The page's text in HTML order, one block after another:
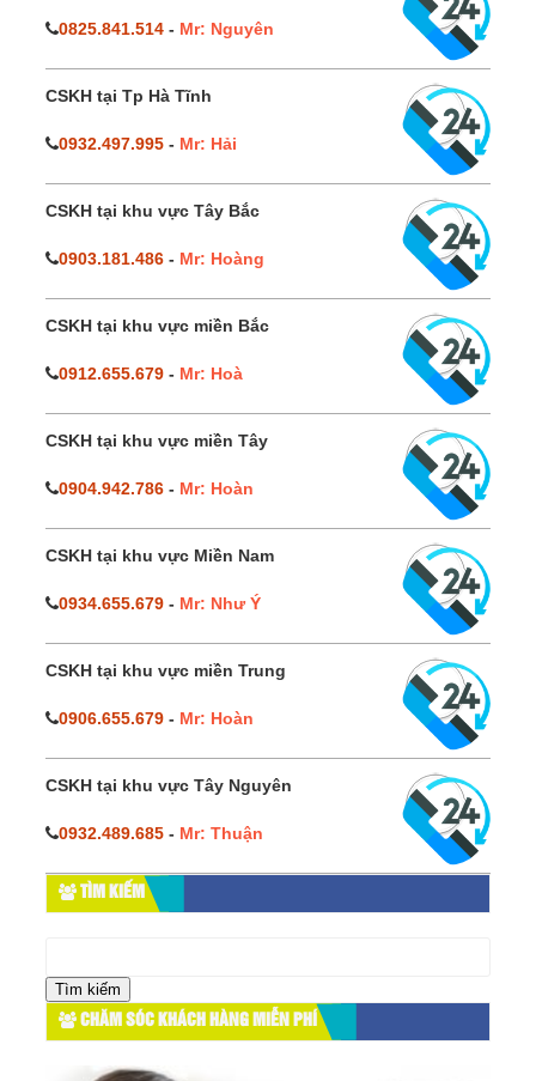
0825.841.514 - Mr: Nguyên
CSKH tại Tp Hà Tĩnh
0932.497.995 - Mr: Hải
CSKH tại khu vực Tây Bắc
0903.181.486 - Mr: Hoàng
CSKH tại khu vực miền Bắc
0912.655.679 - Mr: Hoà
CSKH tại khu vực miền Tây
0904.942.786 - Mr: Hoàn
CSKH tại khu vực Miền Nam
0934.655.679 - Mr: Như Ý
CSKH tại khu vực miền Trung
0906.655.679 - Mr: Hoàn
CSKH tại khu vực Tây Nguyên
0932.489.685 - Mr: Thuận
TÌM KIẾM
cho:
CHĂM SÓC KHÁCH HÀNG MIỄN PHÍ